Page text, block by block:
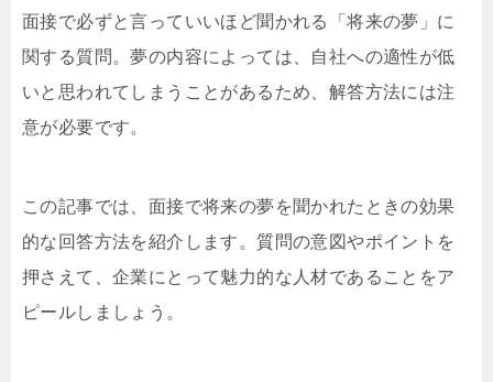
面接で必ずと言っていいほど聞かれる「将来の夢」に
関する質問。夢の内容によっては、自社への適性が低
いと思われてしまうことがあるため、解答方法には注
意が必要です。
この記事では、面接で将来の夢を聞かれたときの効果
的な回答方法を紹介します。質問の意図やポイントを
押さえて、企業にとって魅力的な人材であることをア
ピールしましょう。